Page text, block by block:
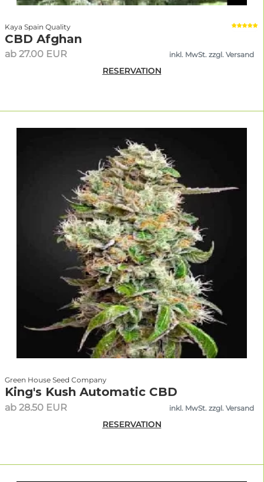
Kaya Spain Quality
CBD Afghan
ab 27.00 EUR inkl. MwSt. zzgl. Versand
RESERVATION
Green House Seed Company
King's Kush Automatic CBD
ab 28.50 EUR inkl. MwSt. zzgl. Versand
RESERVATION